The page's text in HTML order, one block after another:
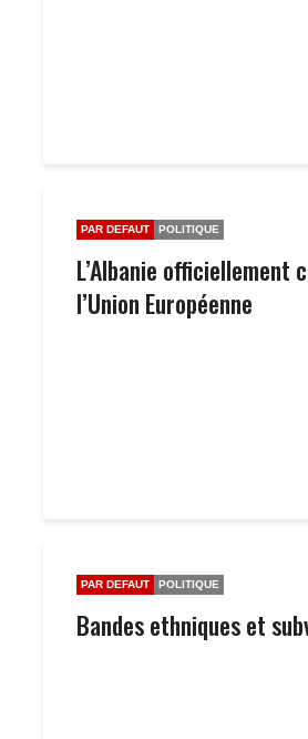
PAR DEFAUT POLITIQUE
L’Albanie officiellement
l’Union Européenne
PAR DEFAUT POLITIQUE
Bandes ethniques et